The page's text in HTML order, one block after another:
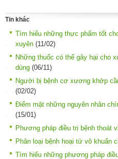
Tin khác
Tìm hiểu những thực phẩm tốt
xuyên (11/02)
Những thuốc có thể gây hại cho
dùng (06/11)
Người bị bệnh cơ xương khớp
(02/02)
Điểm mặt những nguyên nhân
(15/01)
Phương pháp điều trị bệnh thoát
Phân loại bệnh hoại tử vô khuẩn
Tìm hiểu những phương pháp